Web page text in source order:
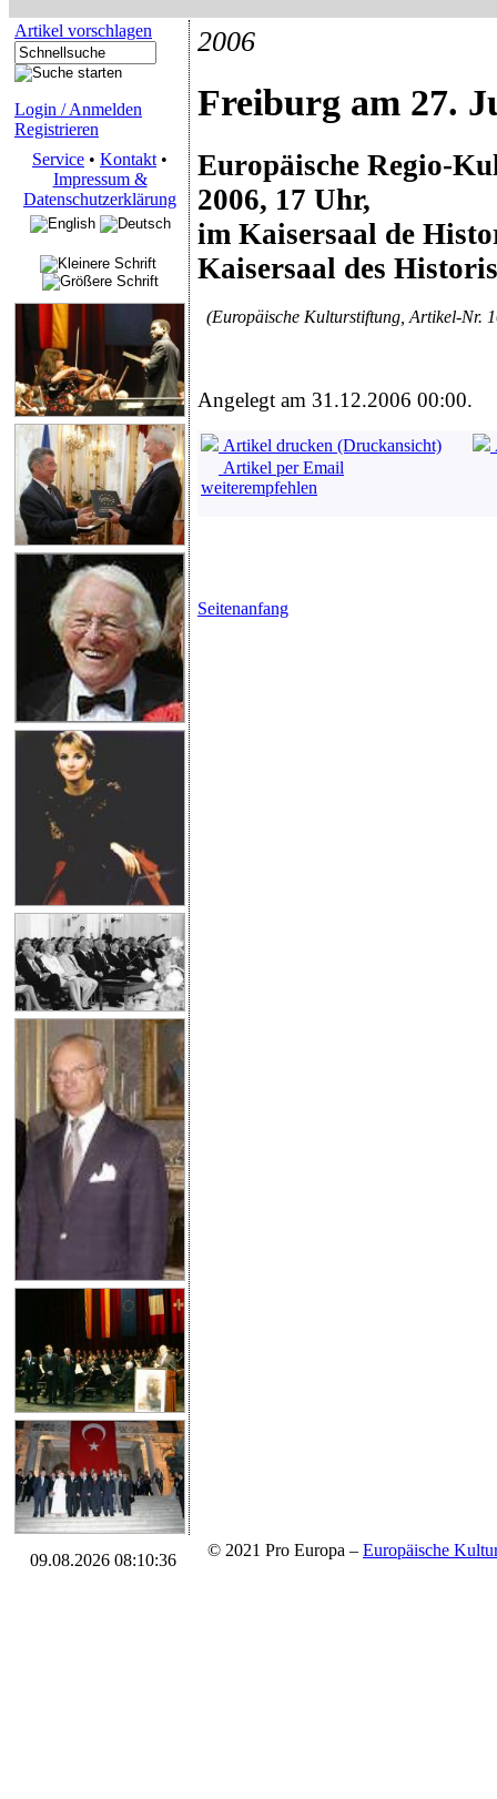
Artikel vorschlagen
Login / Anmelden
Registrieren
Service • Kontakt •
Impressum &
Datenschutzerklärung
2006
Freiburg am 27.
Europäische Regio-
2006, 17 Uhr,
im Kaisersaal de
Kaisersaal des
(Europäische Kulturstiftung, Artikel-Nr.
Angelegt am 31.12.2006 00:00.
Artikel drucken (Druckansicht)
Artikel per Email
weiterempfehlen
Seitenanfang
09.08.2026 08:10:36
© 2021 Pro Europa – Europäische